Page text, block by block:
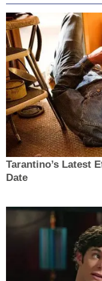
Tarantino’s Latest
Date